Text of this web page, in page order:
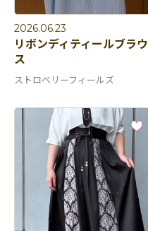
2026.06.23
リボンディティールブラウ
ス
ストロベリーフィールズ